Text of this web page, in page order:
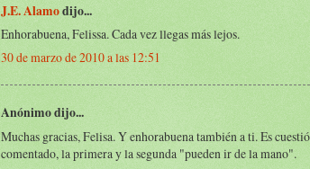
J.E. Alamodijo...
Enhorabuena, Felissa. Cada vez llegas más lejos.
30 de marzo de 2010 a las 12:51
Anónimo dijo...
Muchas gracias, Felisa. Y enhorabuena también a ti. Es
comentado, la primera y la segunda "pueden ir de la mano".